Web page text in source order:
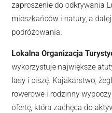
zaproszenie do odkrywania
mieszkańców i natury, a
podróżowania.
Lokalna Organizacja
wykorzystuje największe
lasy i ciszę. Kajakarstwo,
rowerowe i rodzinny
ofertę, która zachęca do